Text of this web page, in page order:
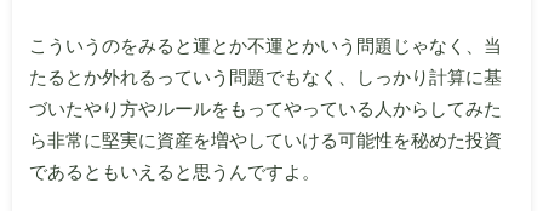
こういうのをみると運とか不運とかいう問題じゃなく、当
たるとか外れるっていう問題でもなく、しっかり計算に基
づいたやり方やルールをもってやっている人からしてみた
ら非常に堅実に資産を増やしていける可能性を秘めた投資
であるともいえると思うんですよ。